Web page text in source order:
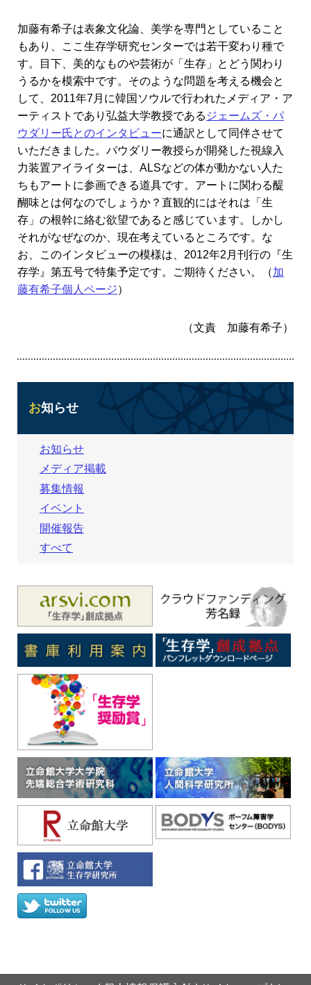
加藤有希子は表象文化論、美学を専門としていること
もあり、ここ生存学研究センターでは若干変わり種で
す。目下、美的なものや芸術が「生存」とどう関わり
うるかを模索中です。そのような問題を考える機会と
して、2011年7月に韓国ソウルで行われたメディア・ア
ーティストであり弘益大学教授である ジェームズ・パ
ウダリー氏とのインタビューに通訳として同伴させて
いただきました。パウダリー教授らが開発した視線入
力装置アイライターは、ALSなどの体が動かない人た
ちもアートに参画できる道具です。アートに関わる醍
醐味とは何なのでしょうか？直観的にはそれは「生
存」の根幹に絡む欲望であると感じています。しかし
それがなぜなのか、現在考えているところです。な
お、このインタビューの模様は、2012年2月刊行の『生
存学』第五号で特集予定です。ご期待ください。（加
藤有希子個人ページ）
（文責 加藤有希子）
お知らせ
お知らせ
メディア掲載
募集情報
イベント
開催報告
すべて